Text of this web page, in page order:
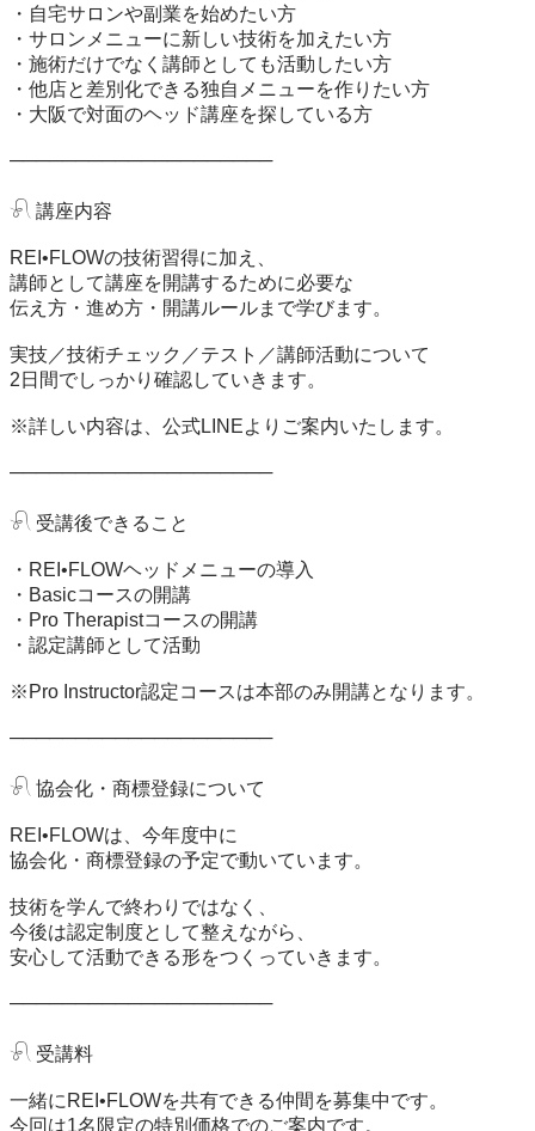
・自宅サロンや副業を始めたい方
・サロンメニューに新しい技術を加えたい方
・施術だけでなく講師としても活動したい方
・他店と差別化できる独自メニューを作りたい方
・大阪で対面のヘッド講座を探している方
────────────────────
𓍯 講座内容
REI•FLOWの技術習得に加え、
講師として講座を開講するために必要な
伝え方・進め方・開講ルールまで学びます。
実技／技術チェック／テスト／講師活動について
2日間でしっかり確認していきます。
※詳しい内容は、公式LINEよりご案内いたします。
────────────────────
𓍯 受講後できること
・REI•FLOWヘッドメニューの導入
・Basicコースの開講
・Pro Therapistコースの開講
・認定講師として活動
※Pro Instructor認定コースは本部のみ開講となります。
────────────────────
𓍯 協会化・商標登録について
REI•FLOWは、今年度中に
協会化・商標登録の予定で動いています。
技術を学んで終わりではなく、
今後は認定制度として整えながら、
安心して活動できる形をつくっていきます。
────────────────────
𓍯 受講料
一緒にREI•FLOWを共有できる仲間を募集中です。
今回は1名限定の特別価格でのご案内です。